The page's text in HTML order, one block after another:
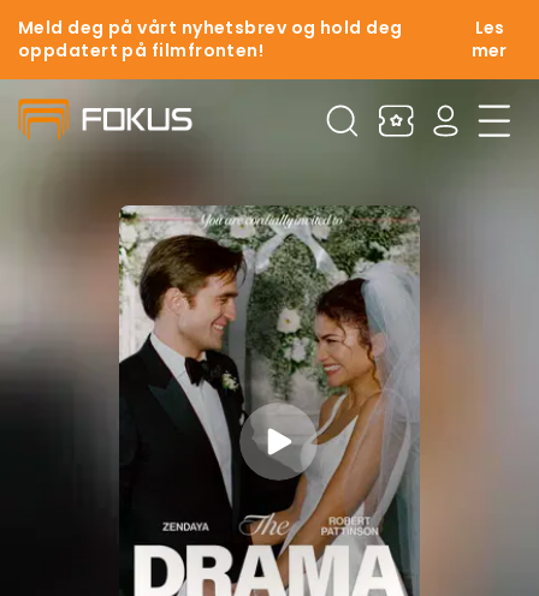
Meld deg på vårt nyhetsbrev og hold deg
oppdatert på filmfronten!
Les
mer